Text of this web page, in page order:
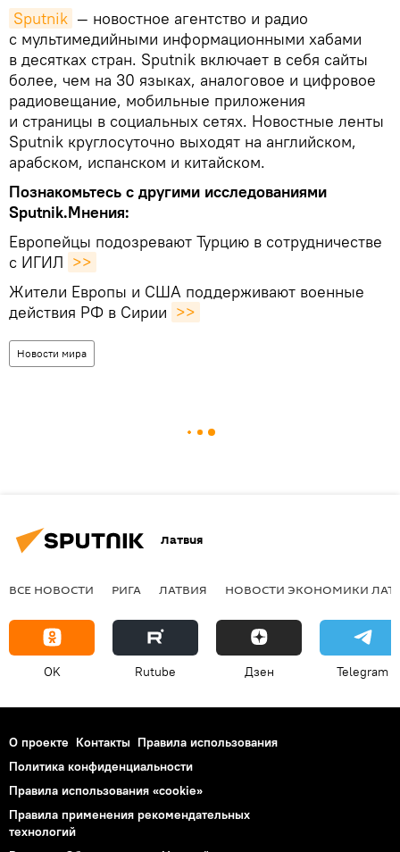
Sputnik — новостное агентство и радио
с мультимедийными информационными хабами
в десятках стран. Sputnik включает в себя сайты
более, чем на 30 языках, аналоговое и цифровое
радиовещание, мобильные приложения
и страницы в социальных сетях. Новостные ленты
Sputnik круглосуточно выходят на английском,
арабском, испанском и китайском.
Познакомьтесь с другими исследованиями
Sputnik.Мнения:
Европейцы подозревают Турцию в сотрудничестве
с ИГИЛ >>
Жители Европы и США поддерживают военные
действия РФ в Сирии >>
Новости мира
Латвия
ВСЕ НОВОСТИ РИГА ЛАТВИЯ НОВОСТИ ЭКОНОМИКИ
OK Rutube Дзен Telegram
О проекте Контакты Правила использования
Политика конфиденциальности
Правила использования «cookie»
Правила применения рекомендательных
технологий